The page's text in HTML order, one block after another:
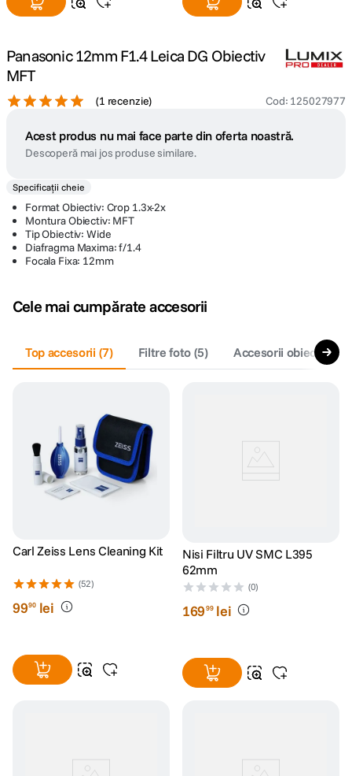
Panasonic 12mm F1.4 Leica DG Obiectiv
MFT
(1 recenzie) Cod: 125027977
Acest produs nu mai face parte din oferta noastră.
Descoperă mai jos produse similare.
Specificații cheie
Format Obiectiv: Crop 1.3x-2x
Montura Obiectiv: MFT
Tip Obiectiv: Wide
Diafragma Maxima: f/1.4
Focala Fixa: 12mm
Cele mai cumpărate accesorii
Top accesorii (7) Filtre foto (5) Accesorii obiective
Carl Zeiss Lens Cleaning Kit
(52)
9990 lei
Nisi Filtru UV SMC L395
62mm
(0)
16999 lei